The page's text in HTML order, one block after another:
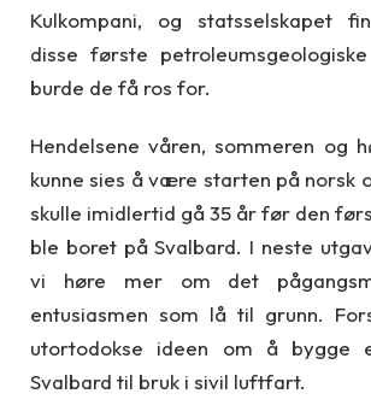
Kulkompani, og statsselskapet
disse første
burde de få ros for.
Hendelsene våren, sommeren og
kunne sies å være starten på norsk
skulle imidlertid gå 35 år før den
ble boret på Svalbard. I neste
vi høre mer om det
entusiasmen som lå til grunn.
utortodokse ideen om å bygge
Svalbard til bruk i sivil luftfart.